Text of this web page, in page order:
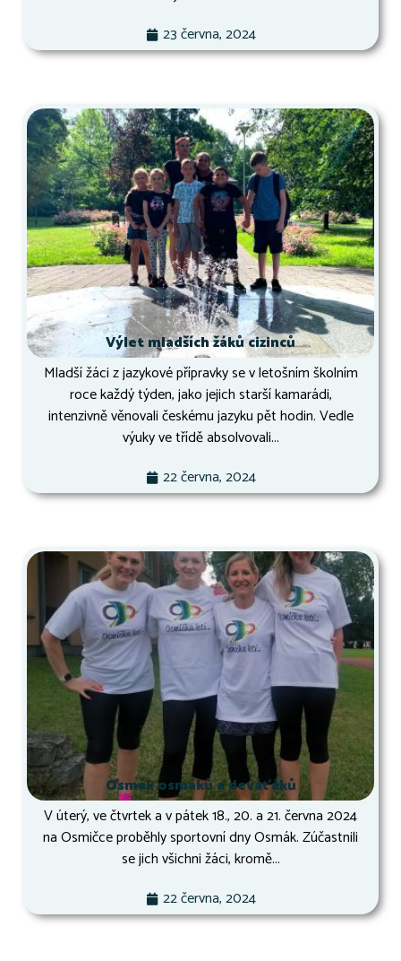
23 června, 2024
Výlet mladších žáků cizinců
Mladší žáci z jazykové přípravky se v letošním školním
roce každý týden, jako jejich starší kamarádi,
intenzivně věnovali českému jazyku pět hodin. Vedle
výuky ve třídě absolvovali...
22 června, 2024
Osmák osmáků a deváťáků
V úterý, ve čtvrtek a v pátek 18., 20. a 21. června 2024
na Osmičce proběhly sportovní dny Osmák. Zúčastnili
se jich všichni žáci, kromě...
22 června, 2024